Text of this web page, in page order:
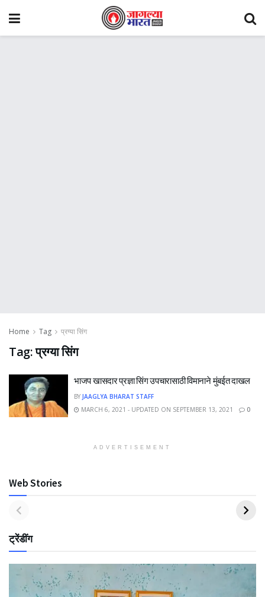
Home Tag प्रग्या सिंग
Tag:प्रग्या सिंग
भाजप खासदार प्रज्ञा सिंग उपचारासाठी विमानाने मुंबईत दाखल
BY JAAGLYA BHARAT STAFF
MARCH 6, 2021 - UPDATED ON SEPTEMBER 13, 2021
0
ADVERTISEMENT
Web Stories
ट्रेंडींग